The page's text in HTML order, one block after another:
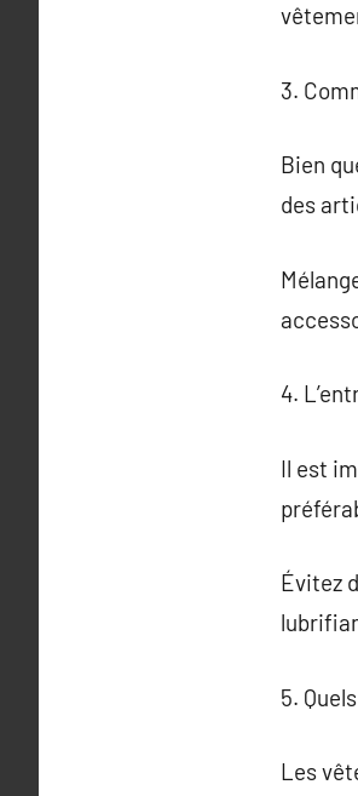
3.
Bien
des
4.
Il est
Évitez
5.
Les